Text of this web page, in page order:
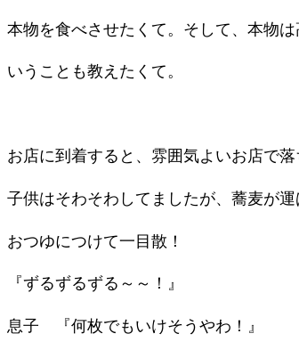
本物を食べさせたくて。そして、本物は
いうことも教えたくて。
お店に到着すると、雰囲気よいお店で落
子供はそわそわしてましたが、蕎麦が
おつゆにつけて一目散！
『ずるずるずる～～！』
息子 『何枚でもいけそうやわ！』